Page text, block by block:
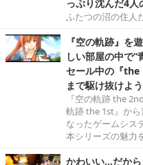
っぷり沈んだ4人
ふたつの沼の住人
『空の軌跡』を
しい部屋の中で
セール中の『the
まで駆け抜けよう
『空の軌跡 the
軌跡 the 1st』か
なったゲームシス
本シリーズの魅力
かわいい…だから